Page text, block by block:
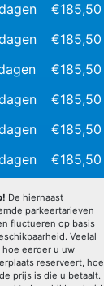
€185,50
€185,50
€185,50
€185,50
€185,50
€185,50
De hiernaast
parkeertarieven
fluctueren op basis
Veelal
hoe eerder u uw
reserveert, hoe
prijs is die u betaalt.